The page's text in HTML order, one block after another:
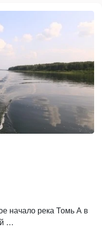
начало река Томь А в
…